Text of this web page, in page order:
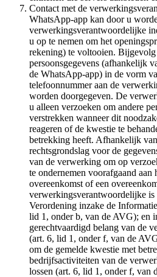
Contact met de
WhatsApp-app kan door u
verwerkingsverantwoordelijke
u op te nemen om het
rekening) te voltooien.
persoonsgegevens (afhankelijk
de WhatsApp-app) in de vorm
telefoonnummer aan de
worden doorgegeven. De
u alleen verzoeken om andere
verstrekken wanneer dit
reageren of de kwestie te
betrekking heeft. Afhankelijk
rechtsgrondslag voor de
van de verwerking om op
te ondernemen voorafgaand aan
overeenkomst of een
verwerkingsverantwoordelijke is
Verordening inzake de
lid 1, onder b, van de AVG); en
gerechtvaardigd belang van de
(art. 6, lid 1, onder f, van de
om de gemelde kwestie met
bedrijfsactiviteiten van de
lossen (art. 6, lid 1, onder f, van